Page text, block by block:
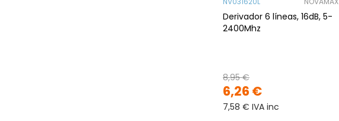
Derivador 6 líneas, 16dB, 5-
2400Mhz
6,26 €
8,95 €
7,58 € IVA inc